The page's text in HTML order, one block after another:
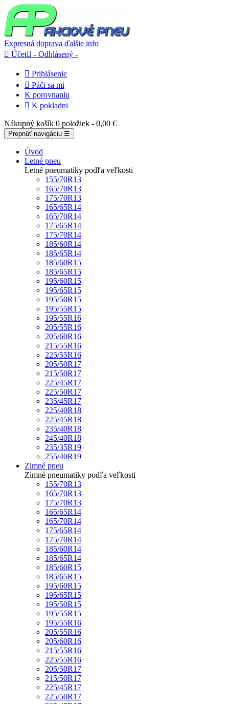
Expresná doprava ďalšie info
 Účet - Odhlásený -
 Prihlásenie
 Páči sa mi
K porovnaniu
 K pokladni
Nákupný košík 0 položiek - 0,00 €
Prepnúť navigáciu ☰
Úvod
Letné pneu
Letné pneumatiky podľa veľkosti
155/70R13
165/70R13
175/70R13
165/65R14
165/70R14
175/65R14
175/70R14
185/60R14
185/65R14
185/60R15
185/65R15
195/60R15
195/65R15
195/50R15
195/55R15
195/55R16
205/55R16
205/60R16
215/55R16
225/55R16
205/50R17
215/50R17
225/45R17
225/50R17
235/45R17
225/40R18
225/45R18
235/40R18
245/40R18
235/35R19
255/40R19
Zimné pneu
Zimné pneumatiky podľa veľkosti
155/70R13
165/70R13
175/70R13
165/65R14
165/70R14
175/65R14
175/70R14
185/60R14
185/65R14
185/60R15
185/65R15
195/60R15
195/65R15
195/50R15
195/55R15
195/55R16
205/55R16
205/60R16
215/55R16
225/55R16
205/50R17
215/50R17
225/45R17
225/50R17